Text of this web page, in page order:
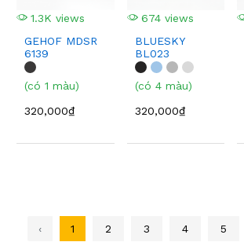
1.3K views
GEHOF MDSR
6139
(có 1 màu)
320,000₫
674 views
BLUESKY
BL023
(có 4 màu)
320,000₫
‹ 1 2 3 4 5